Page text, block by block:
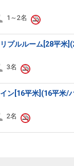
1～2名
プルルーム[28平米
3名
ン[16平米](16平米/
2名